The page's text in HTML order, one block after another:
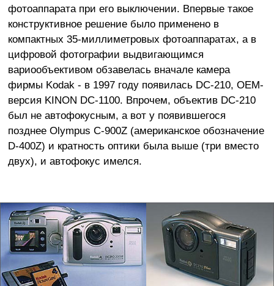
фотоаппарата при его выключении. Впервые такое
конструктивное решение было применено в
компактных 35-миллиметровых фотоаппаратах, а в
цифровой фотографии выдвигающимся
вариообъективом обзавелась вначале камера
фирмы Kodak - в 1997 году появилась DC-210, OEM-
версия KINON DC-1100. Впрочем, объектив DC-210
был не автофокусным, а вот у появившегося
позднее Olympus C-900Z (американское обозначение
D-400Z) и кратность оптики была выше (три вместо
двух), и автофокус имелся.